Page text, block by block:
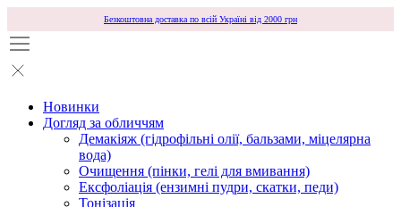
Безкоштовна доставка по всій Україні від 2000 грн
Новинки
Догляд за обличчям
Демакіяж (гідрофільні олії, бальзами, міцелярна
вода)
Очищення (пінки, гелі для вмивання)
Ексфоліація (ензимні пудри, скатки, педи)
Тонізація